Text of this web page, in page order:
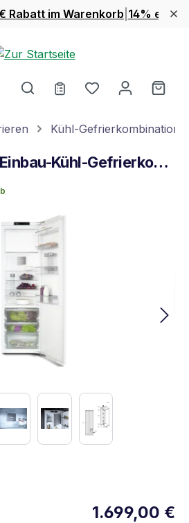
Rabatt im Warenkorb 14% extra
Du hast 0
Kühl-
Miele K 7748 D Einbau-Kühl-Gefrierkombination
Energielabel anzeigen
D. Höchste bis niedrigste
1.699,00 €